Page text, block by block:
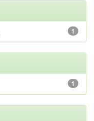
1
1